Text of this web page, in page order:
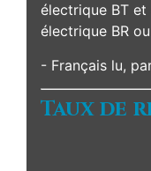
électrique BT
électrique BR ou
- Français lu,
Taux de